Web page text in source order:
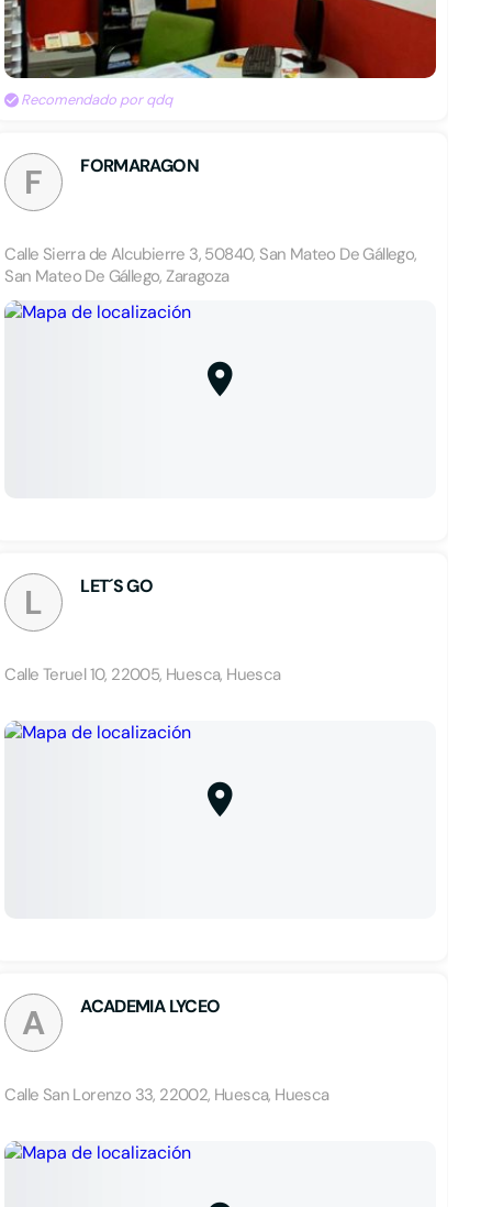
Recomendado por qdq
F FORMARAGON
Calle Sierra de Alcubierre 3, 50840, San Mateo De Gállego,
San Mateo De Gállego, Zaragoza
L LET´S GO
Calle Teruel 10, 22005, Huesca, Huesca
A ACADEMIA LYCEO
Calle San Lorenzo 33, 22002, Huesca, Huesca